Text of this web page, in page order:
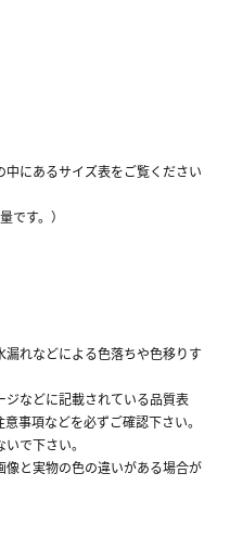
にあるサイズ表をご覧ください
す。）
れなどによる色落ちや色移りす
などに記載されている品質表
事項などを必ずご確認下さい。
で下さい。
と実物の色の違いがある場合が